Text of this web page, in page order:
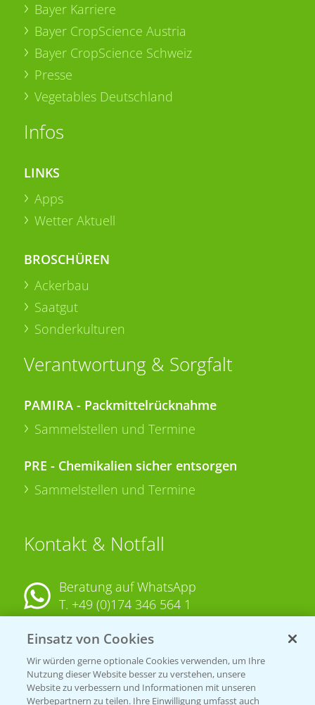
Bayer Karriere
Bayer CropScience Austria
Bayer CropScience Schweiz
Presse
Vegetables Deutschland
Infos
LINKS
Apps
Wetter Aktuell
BROSCHÜREN
Ackerbau
Saatgut
Sonderkulturen
Verantwortung & Sorgfalt
PAMIRA - Packmittelrücknahme
Sammelstellen und Termine
PRE - Chemikalien sicher entsorgen
Sammelstellen und Termine
Kontakt & Notfall
Beratung auf WhatsApp
T. +49 (0)174 346 564 1
KONTAKT
Hilfe in Notfällen
Einsatz von Cookies
Wir würden gerne optionale Cookies verwenden, um Ihre
Nutzung dieser Website besser zu verstehen, unsere
Website zu verbessern und Informationen mit unseren
Werbepartnern zu teilen. Ihre Einwilligung umfasst auch